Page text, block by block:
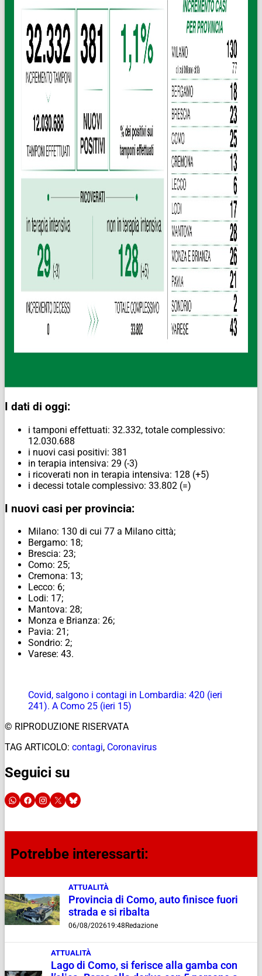
I dati di oggi:
i tamponi effettuati: 32.332, totale complessivo:
12.030.688
i nuovi casi positivi: 381
in terapia intensiva: 29 (-3)
i ricoverati non in terapia intensiva: 128 (+5)
i decessi totale complessivo: 33.802 (=)
I nuovi casi per provincia:
Milano: 130 di cui 77 a Milano città;
Bergamo: 18;
Brescia: 23;
Como: 25;
Cremona: 13;
Lecco: 6;
Lodi: 17;
Mantova: 28;
Monza e Brianza: 26;
Pavia: 21;
Sondrio: 2;
Varese: 43.
Covid, salgono i contagi in Lombardia: 420 (ieri
241). A Como 25 (ieri 15)
© RIPRODUZIONE RISERVATA
TAG ARTICOLO: contagi, Coronavirus
Seguici su
Potrebbe interessarti:
ATTUALITÀ
Provincia di Como, auto finisce fuori
strada e si ribalta
06/08/202619:48 Redazione
ATTUALITÀ
Lago di Como, si ferisce alla gamba con